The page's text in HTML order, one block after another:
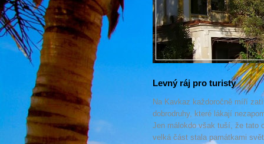
Levný ráj pro turisty
Na Kavkaz každoročně míří
dobrodruhy, které lákají
Jen málokdo však tuší, že tato
velká část stala památkami